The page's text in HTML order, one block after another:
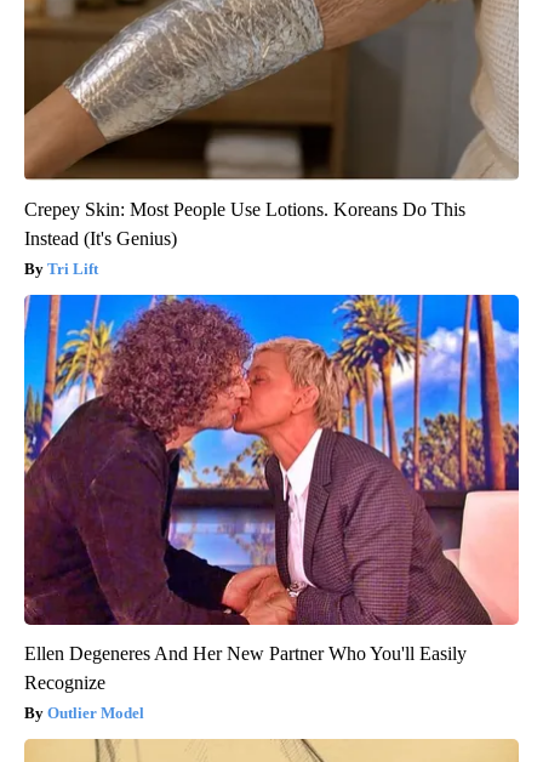
Crepey Skin: Most People Use Lotions. Koreans Do This
Instead (It's Genius)
Tri Lift
Ellen Degeneres And Her New Partner Who You'll Easily
Recognize
Outlier Model